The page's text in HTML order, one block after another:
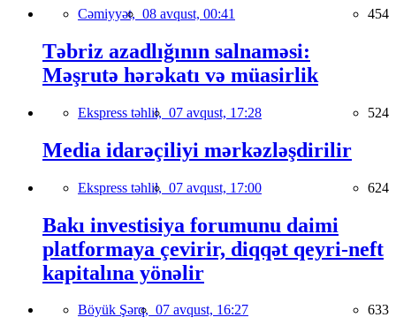
Cəmiyyət, 08 avqust, 00:41 454
Təbriz azadlığının salnaməsi:
Məşrutə hərəkatı və müasirlik
Ekspress təhlil, 07 avqust, 17:28 524
Media idarəçiliyi mərkəzləşdirilir
Ekspress təhlil, 07 avqust, 17:00 624
Bakı investisiya forumunu daimi
platformaya çevirir, diqqət qeyri-neft
kapitalına yönəlir
Böyük Şərq, 07 avqust, 16:27 633